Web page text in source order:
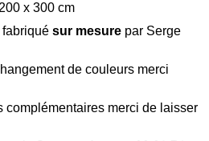
200 x 300 cm
sur mesure par Serge
de couleurs merci
complémentaires merci de laisser